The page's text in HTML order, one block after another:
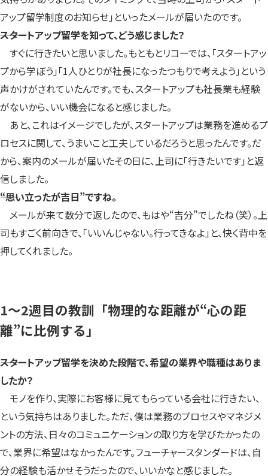
アップ留学制度のお知らせ」といったメールが届いたのです。
――スタートアップ留学を知って、どう感じました？
すぐに行きたいと思いました。もともとリコーでは、「スタートアッ
プから学ぼう」「1人ひとりが社長になったつもりで考えよう」という
声かけがされていたんです。でも、スタートアップも社長業も経験
がないから、いい機会になると感じました。
あと、これはイメージでしたが、スタートアップは業務を進めるプ
ロセスに関して、うまいこと工夫しているだろうと思ったんです。だ
から、案内のメールが届いたその日に、上司に「行きたいです」と返
信しました。
――“思い立ったが吉日”ですね。
メールが来て数分で返したので、もはや“吉分”でしたね（笑）。上
司もすごく前向きで、「いいんじゃない。行ってきなよ」と、快く背中を
押してくれました。
1～2週目の教訓「物理的な距離が“心の距
離”に比例する」
――スタートアップ留学を決めた段階で、希望の業界や職種はありま
したか？
モノを作り、実際にお客様に見てもらっている会社に行きたい、
という気持ちはありました。ただ、僕は業務のプロセスやマネジメ
ントの方法、日々のコミュニケーションの取り方を学びたかったの
で、業界に希望はなかったんです。フューチャースタンダードは、自
分の経験も活かせそうだったので、いいかなと感じました。